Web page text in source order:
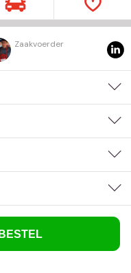
Zaakvoerder